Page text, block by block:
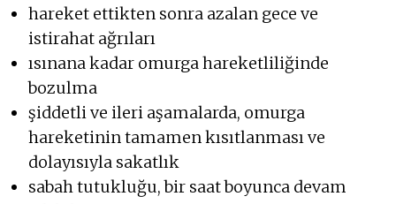
hareket ettikten sonra azalan gece ve
istirahat ağrıları
ısınana kadar omurga hareketliliğinde
bozulma
şiddetli ve ileri aşamalarda, omurga
hareketinin tamamen kısıtlanması ve
dolayısıyla sakatlık
sabah tutukluğu, bir saat boyunca devam